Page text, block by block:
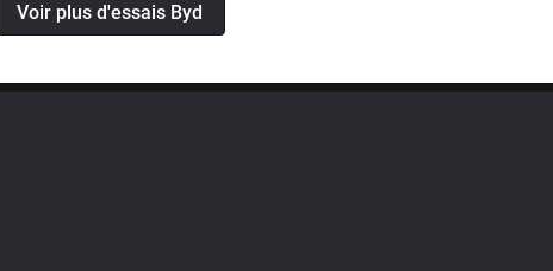
Voir plus d'essais Byd